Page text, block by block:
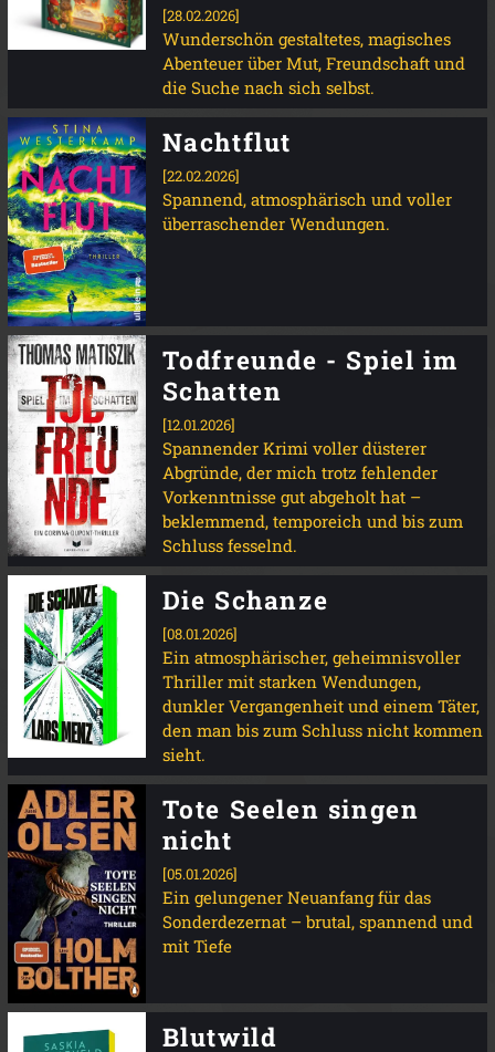
[28.02.2026]
Wunderschön gestaltetes, magisches
Abenteuer über Mut, Freundschaft und
die Suche nach sich selbst.
Nachtflut
[22.02.2026]
Spannend, atmosphärisch und voller
überraschender Wendungen.
Todfreunde - Spiel im
Schatten
[12.01.2026]
Spannender Krimi voller düsterer
Abgründe, der mich trotz fehlender
Vorkenntnisse gut abgeholt hat –
beklemmend, temporeich und bis zum
Schluss fesselnd.
Die Schanze
[08.01.2026]
Ein atmosphärischer, geheimnisvoller
Thriller mit starken Wendungen,
dunkler Vergangenheit und einem Täter,
den man bis zum Schluss nicht kommen
sieht.
Tote Seelen singen
nicht
[05.01.2026]
Ein gelungener Neuanfang für das
Sonderdezernat – brutal, spannend und
mit Tiefe
Blutwild